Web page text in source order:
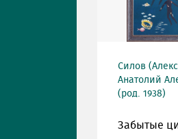
Силов
Анатолий
(род. 1938)
Забытые